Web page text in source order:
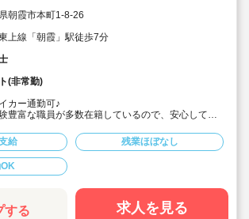
朝霞市本町1-8-26
上線「朝霞」駅徒歩7分
(非常勤)
カー通勤可♪
豊富な職員が多数在籍しているので、安心して働
はほとんどなし。プライベートも充実できます。
ひとりの姿をよく見つめ、子どもからの発信を大
育をしています♪
給 残業ほぼなし
する 求人を見る